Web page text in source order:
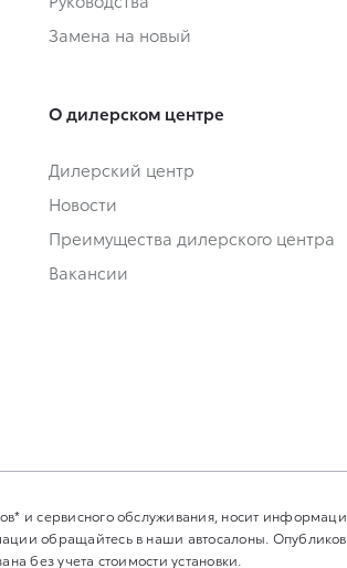
Замена на новый
О дилерском центре
Дилерский центр
Новости
Преимущества дилерского центра
Вакансии
и сервисного обслуживания, носит
обращайтесь в наши автосалоны.
без учета стоимости установки.